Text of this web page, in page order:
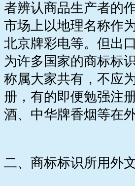
者辨认商品生产者的
市场上以地理名称作
北京牌彩电等。但出
为许多国家的商标标
称属大家共有，不应
册，有的即便勉强注
酒、中华牌香烟等在
二、商标标识所用外